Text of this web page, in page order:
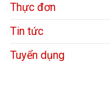
Thực đơn
Tin tức
Tuyển dụng